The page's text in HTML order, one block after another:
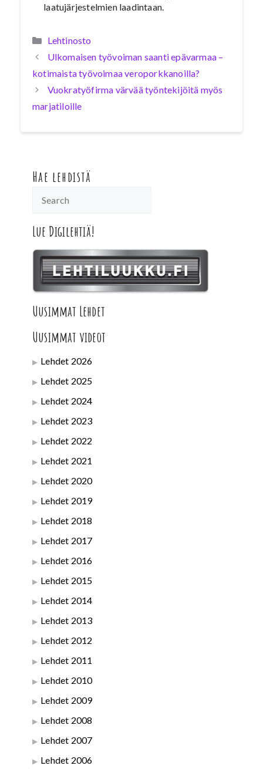
laatujärjestelmien laadintaan.
Kategoriat
Lehtinosto
Ulkomaisen työvoiman saanti epävarmaa –
kotimaista työvoimaa veroporkkanoilla?
Vuokratyöfirma värvää työntekijöitä myös
marjatiloille
Hae lehdistä
Lue Digilehtiä!
Uusimmat Lehdet
Uusimmat videot
Lehdet 2026
Lehdet 2025
Lehdet 2024
Lehdet 2023
Lehdet 2022
Lehdet 2021
Lehdet 2020
Lehdet 2019
Lehdet 2018
Lehdet 2017
Lehdet 2016
Lehdet 2015
Lehdet 2014
Lehdet 2013
Lehdet 2012
Lehdet 2011
Lehdet 2010
Lehdet 2009
Lehdet 2008
Lehdet 2007
Lehdet 2006